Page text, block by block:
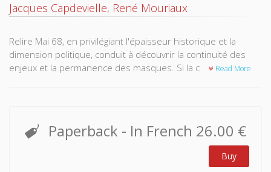
Jacques Capdevielle, René Mouriaux
Relire Mai 68, en privilégiant l'épaisseur historique et la
dimension poli­tique, conduit à découvrir la continuité des
enjeux et la permanence des masques. Si la commune
génération spontanée: les «trente glorieuses» étaient
porteuses des conflits qui ont alors éclaté. Mai 1968 est un
événement intermédiaire: il a condensé des tendances
anté­rieures, sans modifier les structures économiques et
Read More
Paperback - In French 26.00 €
Buy